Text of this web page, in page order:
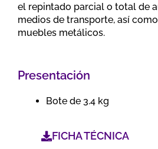
el repintado parcial o total de
medios de transporte, así
muebles metálicos.
Presentación
Bote de 3.4 kg
FICHA TÉCNICA